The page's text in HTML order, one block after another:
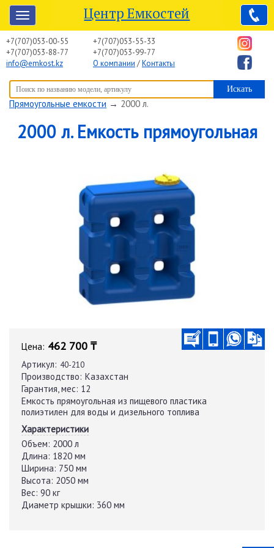
Центр Емкостей
+7(707)053-00-55
+7(707)053-88-77
info@emkost.kz
+7(707)053-55-33
+7(707)053-99-77
О компании /Контакты
Вы здесь:Центр Емкостей→ Емкостное оборудование→
Прямоугольные емкости → 2000 л.
2000 л. Емкость прямоугольная
Цена: 462 700 ₸
Артикул: 40-210
Производство: Казахстан
Гарантия, мес: 12
Емкость прямоугольная из пищевого пластика
полиэтилен для воды и дизельного топлива
Характеристики
Объем: 2000 л
Длина: 1820 мм
Ширина: 750 мм
Высота: 2050 мм
Вес: 90 кг
Диаметр крышки: 360 мм